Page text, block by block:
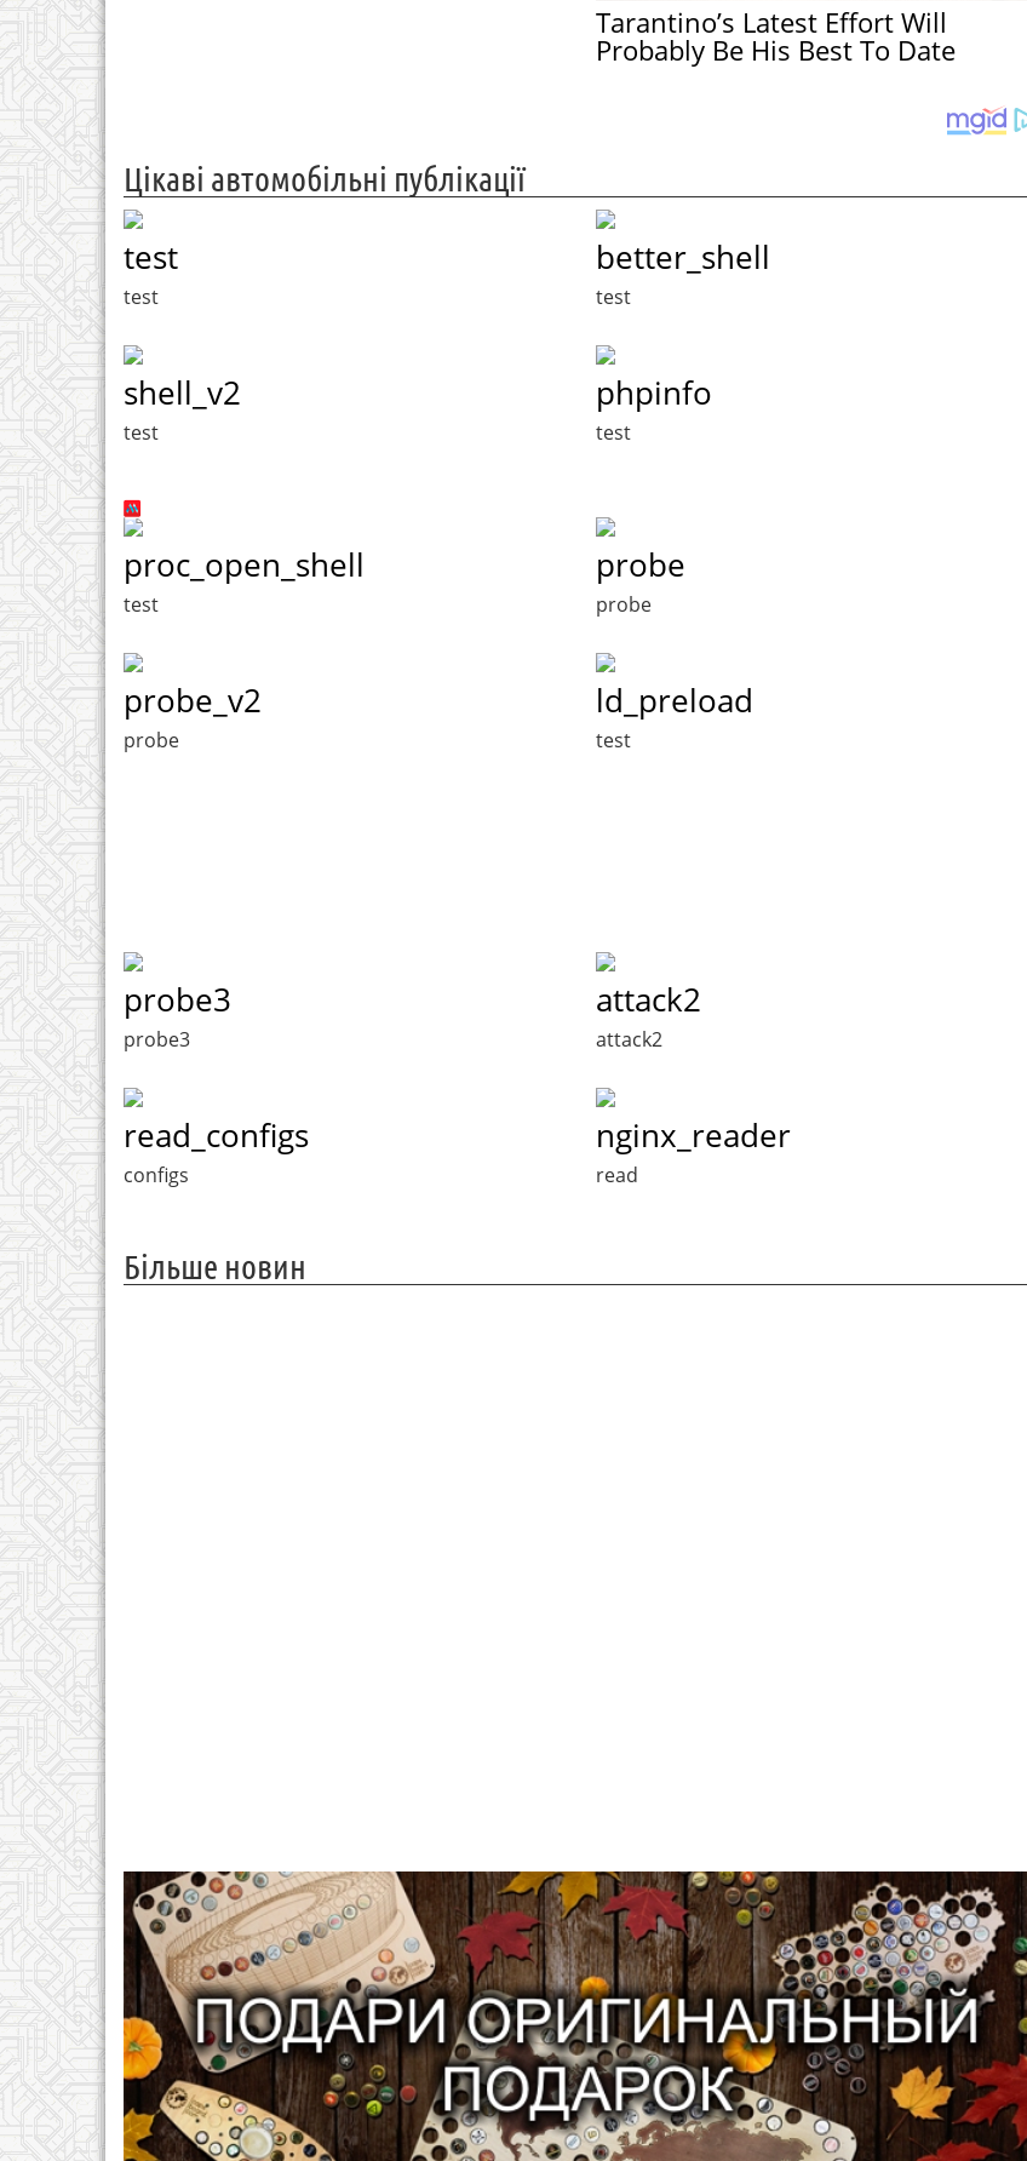
Tarantino’s Latest Effort Will
Probably Be His Best To Date
Цікаві автомобільні публікації
test
test
better_shell
test
shell_v2
test
phpinfo
test
proc_open_shell
test
probe
probe
probe_v2
probe
ld_preload
test
probe3
probe3
attack2
attack2
read_configs
configs
nginx_reader
read
Більше новин